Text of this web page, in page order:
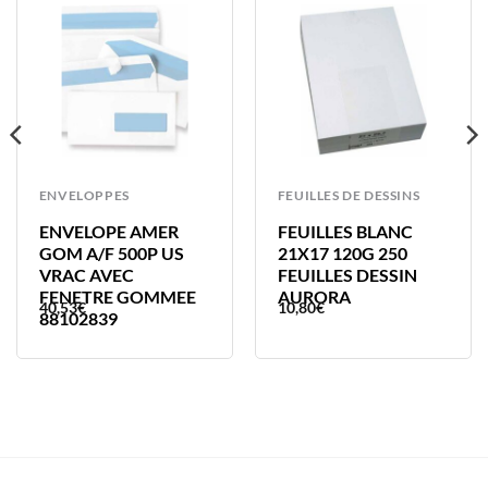
ENVELOPPES
ENVELOPE AMER
GOM A/F 500P US
VRAC AVEC
FENETRE GOMMEE
88102839
40,53€
FEUILLES DE DESSINS
FEUILLES BLANC
21X17 120G 250
FEUILLES DESSIN
AURORA
10,80€